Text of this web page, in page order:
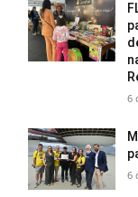
6
6